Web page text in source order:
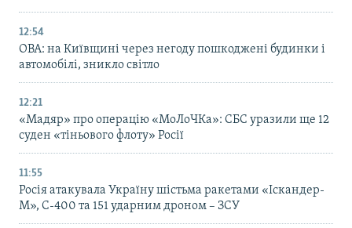
12:54
ОВА: на Київщині через негоду пошкоджені будинки і
автомобілі, зникло світло
12:21
«Мадяр» про операцію «МоЛоЧКа»: СБС уразили ще 12
суден «тіньового флоту» Росії
11:55
Росія атакувала Україну шістьма ракетами «Іскандер-
М», С-400 та 151 ударним дроном – ЗСУ